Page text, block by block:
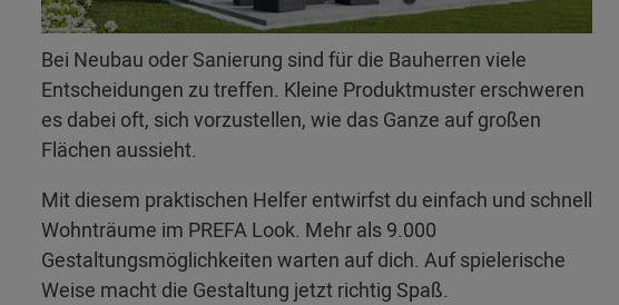
Bei Neubau oder Sanierung sind für die Bauherren viele
Entscheidungen zu treffen. Kleine Produktmuster erschweren
es dabei oft, sich vorzustellen, wie das Ganze auf großen
Flächen aussieht.
Mit diesem praktischen Helfer entwirfst du einfach und schnell
Wohnträume im PREFA Look. Mehr als 9.000
Gestaltungsmöglichkeiten warten auf dich. Auf spielerische
Weise macht die Gestaltung jetzt richtig Spaß.